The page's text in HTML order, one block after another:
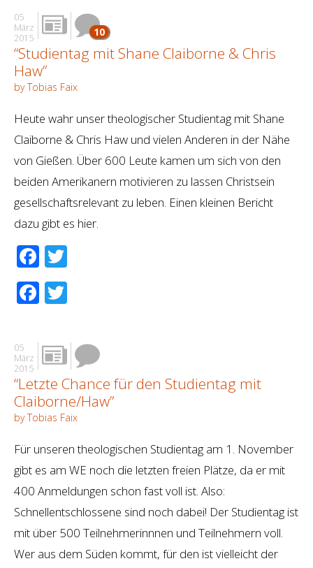
05
März
2015
10
“Studientag mit Shane Claiborne & Chris
Haw”
by Tobias Faix
Heute wahr unser theologischer Studientag mit Shane
Claiborne & Chris Haw und vielen Anderen in der Nähe
von Gießen. Über 600 Leute kamen um sich von den
beiden Amerikanern motivieren zu lassen Christsein
gesellschaftsrelevant zu leben. Einen kleinen Bericht
dazu gibt es hier.
Facebook
Facebook
05
März
2015
“Letzte Chance für den Studientag mit
Claiborne/Haw”
by Tobias Faix
Für unseren theologischen Studientag am 1. November
gibt es am WE noch die letzten freien Plätze, da er mit
400 Anmeldungen schon fast voll ist. Also:
Schnellentschlossene sind noch dabei! Der Studientag ist
mit über 500 Teilnehmerinnnen und Teilnehmern voll.
Wer aus dem Süden kommt, für den ist vielleicht der